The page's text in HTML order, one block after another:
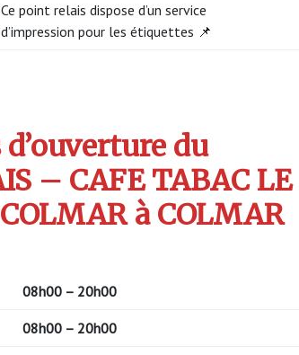
Ce point relais dispose d’un service
d’impression pour les étiquettes 📌
du
– CAFE TABAC LE
à COLMAR
08h00 – 20h00
08h00 – 20h00